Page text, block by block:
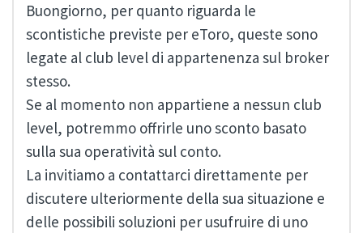
Buongiorno, per quanto riguarda le
scontistiche previste per eToro, queste sono
legate al club level di appartenenza sul broker
stesso.
Se al momento non appartiene a nessun club
level, potremmo offrirle uno sconto basato
sulla sua operatività sul conto.
La invitiamo a contattarci direttamente per
discutere ulteriormente della sua situazione e
delle possibili soluzioni per usufruire di uno